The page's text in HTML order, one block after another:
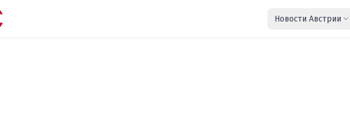
Новости Австрии